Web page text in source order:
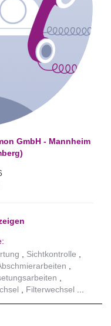
GmbH - Mannheim
Sichtkontrolle
Filterwechsel